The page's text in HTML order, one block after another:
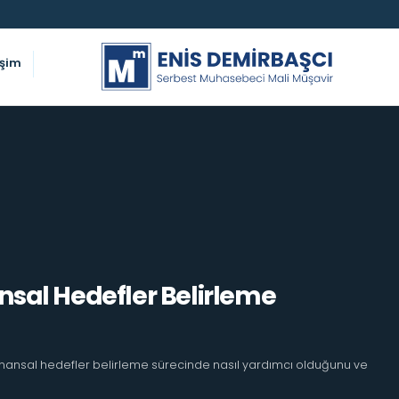
Hedefler Belirleme
hedefler belirleme sürecinde nasıl yardımcı olduğunu ve